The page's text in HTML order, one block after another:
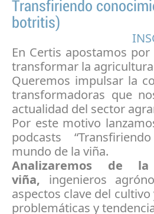
Transfiriendo
botritis)
En Certis apostamos
transformar la
Queremos impulsar la
transformadoras que
actualidad del sector
Por este motivo
podcasts
mundo de la viña.
Analizaremos de
viña, ingenieros
aspectos clave del
problemáticas y